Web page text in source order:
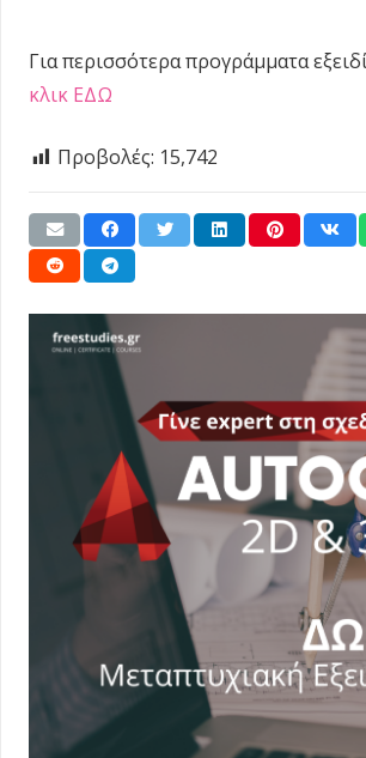
Για περισσότερα προγράμματα
κλικ ΕΔΩ
Προβολές: 15,742